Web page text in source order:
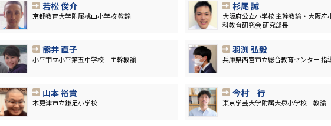
若松 俊介
京都教育大学附属桃山小学校 教諭
杉尾 誠
大阪府公立小学校 主幹教諭・大阪府
科教育研究会 研究部長
熊井 直子
小平市立小平第五中学校 主幹教諭
羽渕 弘毅
兵庫県西宮市立総合教育センター 指
山本 裕貴
木更津市立鎌足小学校
今村 行
東京学芸大学附属大泉小学校 教諭